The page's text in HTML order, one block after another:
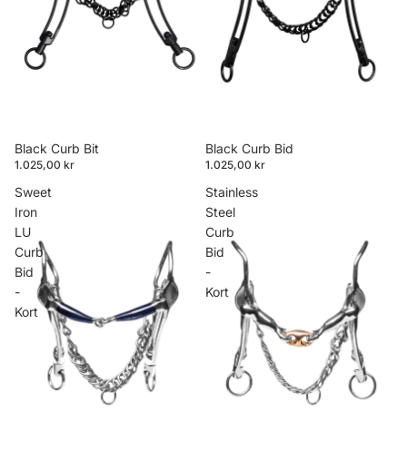
Black Curb Bit
1.025,00 kr
Black Curb Bid
1.025,00 kr
Sweet
Iron
LU
Curb
Bid
-
Kort
Stainless
Steel
Curb
Bid
-
Kort